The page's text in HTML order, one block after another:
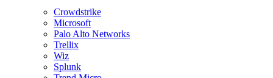
Crowdstrike
Microsoft
Palo Alto Networks
Trellix
Wiz
Splunk